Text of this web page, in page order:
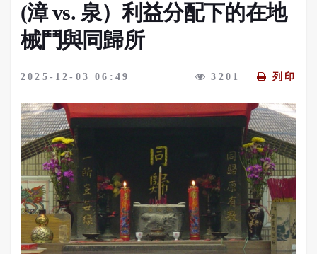
(漳 vs. 泉）利益分配下的在地
械鬥與同歸所
2025-12-03 06:49 3201 列印